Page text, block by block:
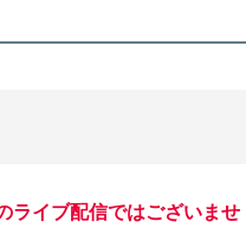
ライブ配信ではございませ